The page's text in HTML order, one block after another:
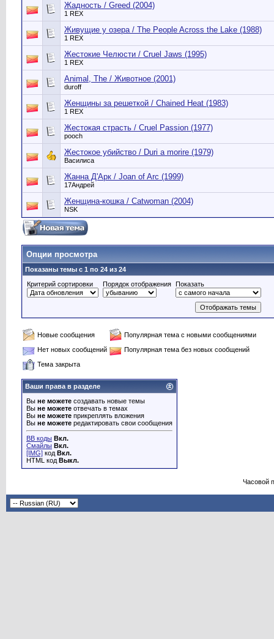
Жадность / Greed (2004)
1 REX
Живущие у озера / The People Across the Lake (1988)
1 REX
Жестокие Челюсти / Cruel Jaws (1995)
1 REX
Animal, The / Животное (2001)
duroff
Женщины за решеткой / Chained Heat (1983)
1 REX
Жестокая страсть / Cruel Passion (1977)
pooch
Жестокое убийство / Duri a morire (1979)
Василиса
Жанна Д'Арк / Joan of Arc (1999)
17Андрей
Женщина-кошка / Catwoman (2004)
NSK
Опции просмотра
Показаны темы с 1 по 24 из 24
Критерий сортировки
Порядок отображения Показать
Новые сообщения
Популярная тема с новыми сообщениями
Нет новых сообщений
Популярная тема без новых сообщений
Тема закрыта
Ваши права в разделе
Вы не можете создавать новые темы
Вы не можете отвечать в темах
Вы не можете прикреплять вложения
Вы не можете редактировать свои сообщения
BB коды Вкл.
Смайлы Вкл.
[IMG] код Вкл.
HTML код Выкл.
Часовой